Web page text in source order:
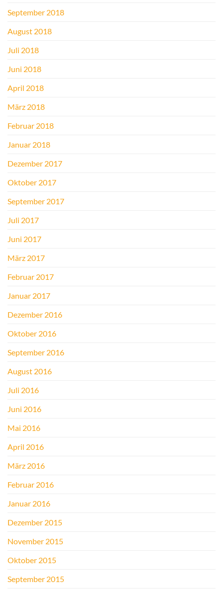
September 2018
August 2018
Juli 2018
Juni 2018
April 2018
März 2018
Februar 2018
Januar 2018
Dezember 2017
Oktober 2017
September 2017
Juli 2017
Juni 2017
März 2017
Februar 2017
Januar 2017
Dezember 2016
Oktober 2016
September 2016
August 2016
Juli 2016
Juni 2016
Mai 2016
April 2016
März 2016
Februar 2016
Januar 2016
Dezember 2015
November 2015
Oktober 2015
September 2015